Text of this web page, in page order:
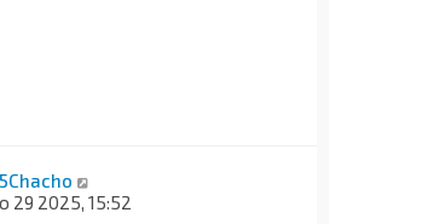
29 2025, 15:52